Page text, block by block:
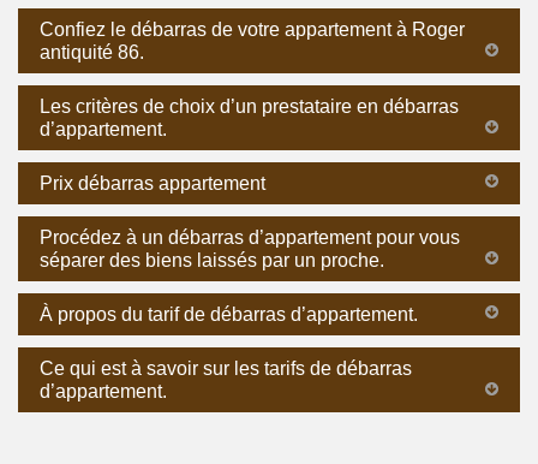
Confiez le débarras de votre appartement à Roger
antiquité 86.
Les critères de choix d’un prestataire en débarras
d’appartement.
Prix débarras appartement
Procédez à un débarras d’appartement pour vous
séparer des biens laissés par un proche.
À propos du tarif de débarras d’appartement.
Ce qui est à savoir sur les tarifs de débarras
d’appartement.